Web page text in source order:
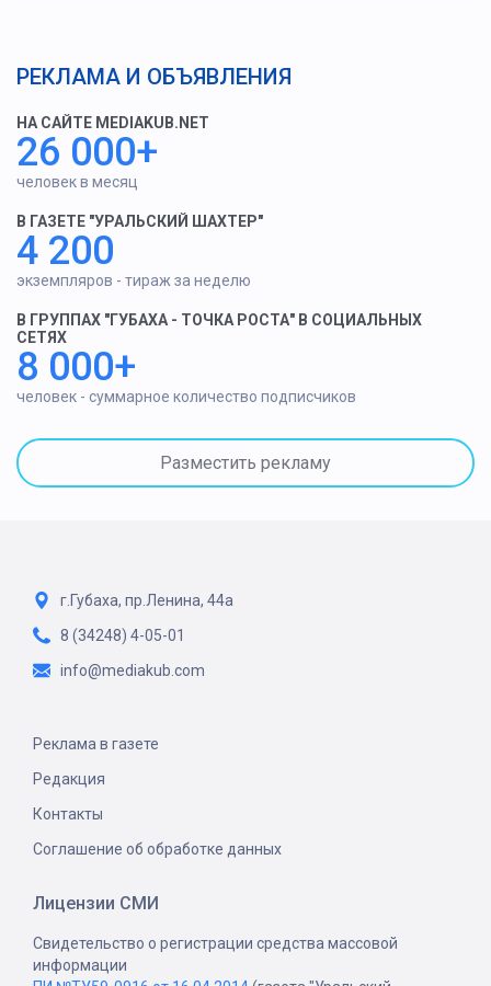
РЕКЛАМА И ОБЪЯВЛЕНИЯ
НА САЙТЕ MEDIAKUB.NET
26 000+
человек в месяц
В ГАЗЕТЕ "УРАЛЬСКИЙ ШАХТЕР"
4 200
экземпляров - тираж за неделю
В ГРУППАХ "ГУБАХА - ТОЧКА РОСТА" В СОЦИАЛЬНЫХ
СЕТЯХ
8 000+
человек - суммарное количество подписчиков
Разместить рекламу
г.Губаха, пр.Ленина, 44а
8 (34248) 4-05-01
info@mediakub.com
Реклама в газете
Редакция
Контакты
Соглашение об обработке данных
Лицензии СМИ
Свидетельство о регистрации средства массовой
информации